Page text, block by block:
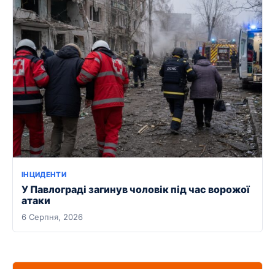
ІНЦИДЕНТИ
У Павлограді загинув чоловік під час ворожої
атаки
6 Серпня, 2026